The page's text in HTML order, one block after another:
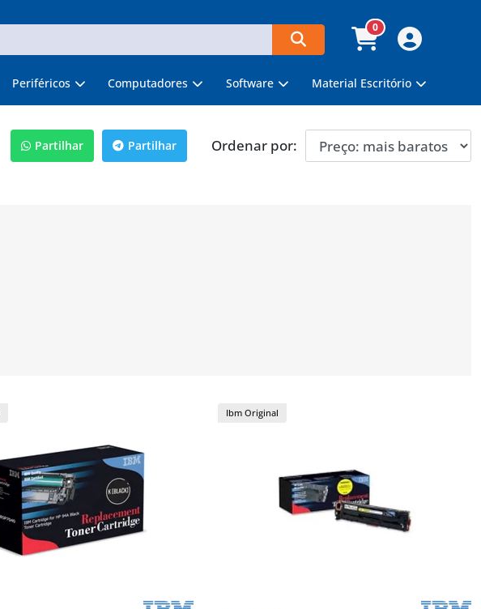
0
Periféricos Computadores Software Material Escritório
Partilhar Partilhar Ordenar por:
Ibm Original